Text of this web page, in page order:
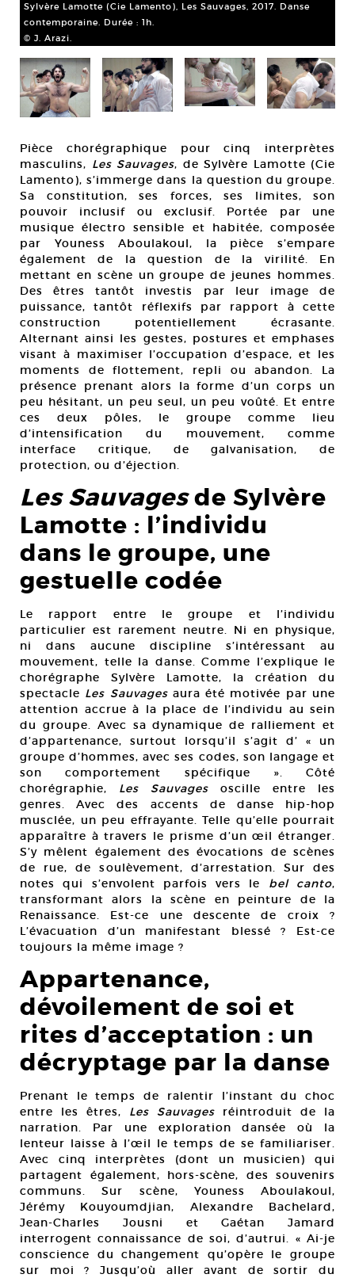
Sylvère Lamotte (Cie Lamento), Les Sauvages, 2017. Danse
contemporaine. Durée : 1h.
© J. Arazi.
Pièce chorégraphique pour cinq interprètes
masculins, Les Sauvages, de Sylvère Lamotte (Cie
Lamento), s’immerge dans la question du groupe.
Sa constitution, ses forces, ses limites, son
pouvoir inclusif ou exclusif. Portée par une
musique électro sensible et habitée, composée
par Youness Aboulakoul, la pièce s’empare
également de la question de la virilité. En
mettant en scène un groupe de jeunes hommes.
Des êtres tantôt investis par leur image de
puissance, tantôt réflexifs par rapport à cette
construction potentiellement écrasante.
Alternant ainsi les gestes, postures et emphases
visant à maximiser l’occupation d’espace, et les
moments de flottement, repli ou abandon. La
présence prenant alors la forme d’un corps un
peu hésitant, un peu seul, un peu voûté. Et entre
ces deux pôles, le groupe comme lieu
d’intensification du mouvement, comme
interface critique, de galvanisation, de
protection, ou d’éjection.
Les Sauvagesde Sylvère
Lamotte : l’individu
dans le groupe, une
gestuelle codée
Le rapport entre le groupe et l’individu
particulier est rarement neutre. Ni en physique,
ni dans aucune discipline s’intéressant au
mouvement, telle la danse. Comme l’explique le
chorégraphe Sylvère Lamotte, la création du
spectacle Les Sauvagesaura été motivée par une
attention accrue à la place de l’individu au sein
du groupe. Avec sa dynamique de ralliement et
d’appartenance, surtout lorsqu’il s’agit d’ « un
groupe d’hommes, avec ses codes, son langage et
son comportement spécifique ». Côté
chorégraphie, Les Sauvages oscille entre les
genres. Avec des accents de danse hip-hop
musclée, un peu effrayante. Telle qu’elle pourrait
apparaître à travers le prisme d’un œil étranger.
S’y mêlent également des évocations de scènes
de rue, de soulèvement, d’arrestation. Sur des
notes qui s’envolent parfois vers le bel canto,
transformant alors la scène en peinture de la
Renaissance. Est-ce une descente de croix ?
L’évacuation d’un manifestant blessé ? Est-ce
toujours la même image ?
Appartenance,
dévoilement de soi et
rites d’acceptation : un
décryptage par la danse
Prenant le temps de ralentir l’instant du choc
entre les êtres, Les Sauvages réintroduit de la
narration. Par une exploration dansée où la
lenteur laisse à l’œil le temps de se familiariser.
Avec cinq interprètes (dont un musicien) qui
partagent également, hors-scène, des souvenirs
communs. Sur scène, Youness Aboulakoul,
Jérémy Kouyoumdjian, Alexandre Bachelard,
Jean-Charles Jousni et Gaétan Jamard
interrogent connaissance de soi, d’autrui. « Ai-je
conscience du changement qu’opère le groupe
sur moi ? Jusqu’où aller avant de sortir du